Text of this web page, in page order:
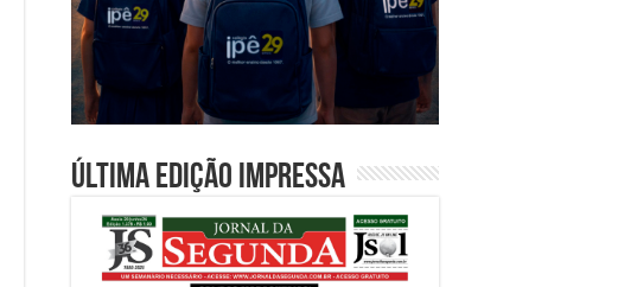
Última edição impressa